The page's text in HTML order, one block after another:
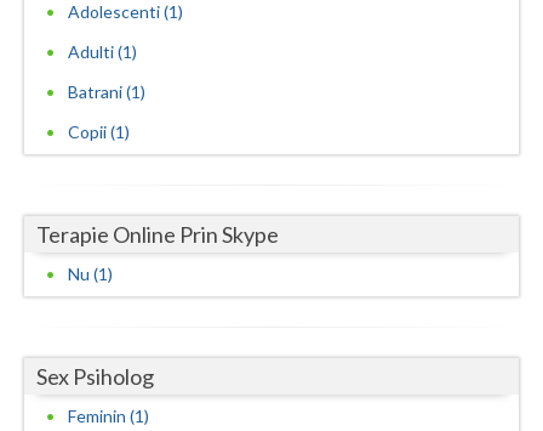
Neamt
Satu-Mare
Teleorman
Adolescenti (1)
Adulti (1)
Batrani (1)
Copii (1)
Terapie Online Prin Skype
Nu (1)
Sex Psiholog
Feminin (1)